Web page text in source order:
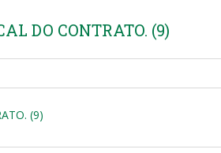
DO CONTRATO. (9)
(9)